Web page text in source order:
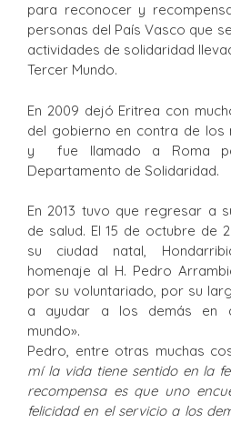
para reconocer y
personas del País Vasco que
actividades de solidaridad
Tercer Mundo.
En 2009 dejó Eritrea con
del gobierno en contra de los
y fue llamado a Roma
Departamento de Solidaridad.
En 2013 tuvo que regresar a
de salud. El 15 de octubre de
su ciudad natal,
homenaje al H. Pedro
por su voluntariado, por su
a ayudar a los demás en
mundo».
Pedro, entre otras muchas
mí la vida tiene sentido en la
recompensa es que uno
felicidad en el servicio a los